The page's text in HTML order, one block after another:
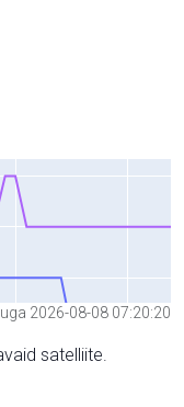
2026-08-08 07:20:20
satelliite.